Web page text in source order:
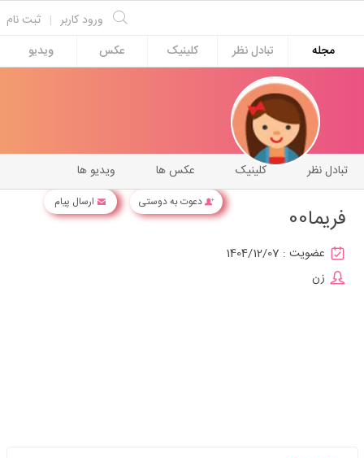
ثبت نام | ورود کاربر
مجله
تبادل نظر کلینیک عکس ویدیو
دعوت به دوستی ارسال پیام
ویدیو ها عکس ها کلینیک تبادل نظر
فریما00
عضویت : 1404/12/07
زن